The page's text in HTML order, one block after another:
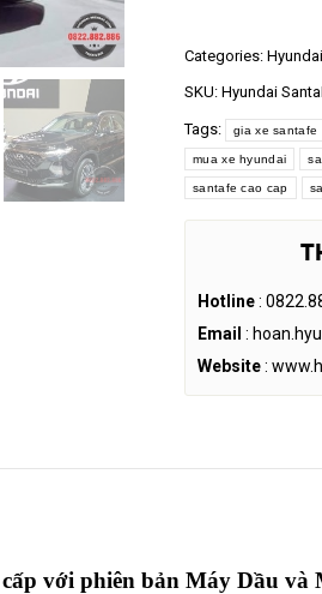
Categories:
SKU: Hyundai
Tags: gia xe santafe
mua xe hyundai
santafe cao cap
Hotline:
Email :
Website:
với phiên bản Máy Dầu và